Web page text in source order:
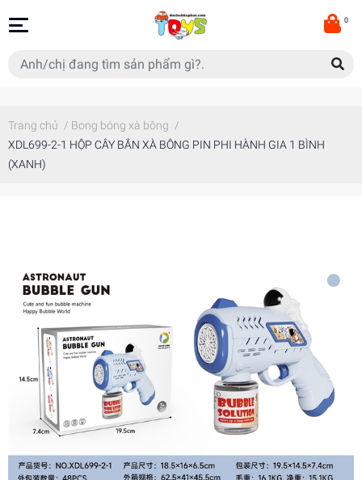
0
Trang chủ / Bong bóng xà bông /
XDL699-2-1 HỘP CÂY BẮN XÀ BÔNG PIN PHI HÀNH GIA 1 BÌNH
(XANH)